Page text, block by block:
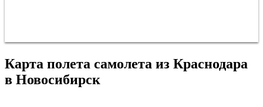
Карта полета самолета из Краснодара
в Новосибирск